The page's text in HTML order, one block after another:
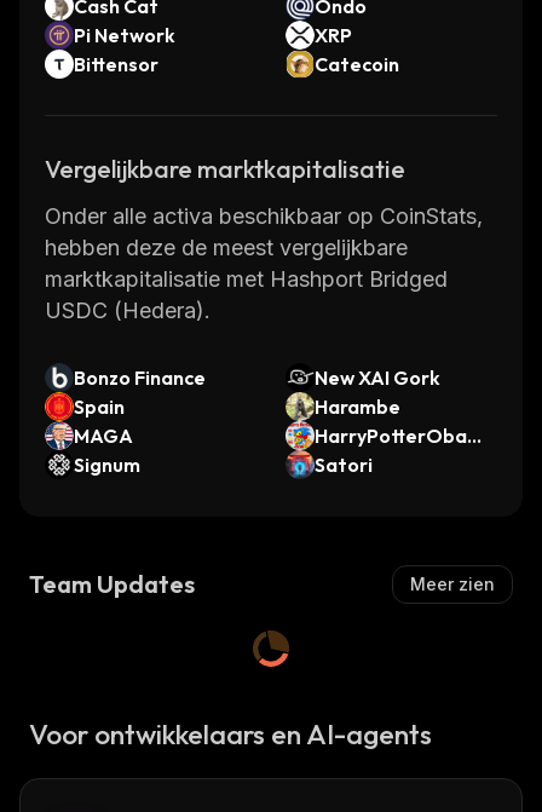
Cash Cat
Ondo
Pi Network
XRP
Bittensor
Catecoin
Vergelijkbare marktkapitalisatie
Onder alle activa beschikbaar op CoinStats,
hebben deze de meest vergelijkbare
marktkapitalisatie met Hashport Bridged
USDC (Hedera).
Bonzo Finance
New XAI Gork
Spain
Harambe
MAGA
HarryPotterObama
Sonic10Inu
Signum Satori
Team Updates Meer zien
Voor ontwikkelaars en AI-agents